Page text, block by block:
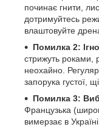
починає гнити,
дотримуйтесь
влаштовуйте
Помилка 2:
стрижуть роками,
неохайно.
запорука густої,
Помилка 3:
Французька
вимерзає в